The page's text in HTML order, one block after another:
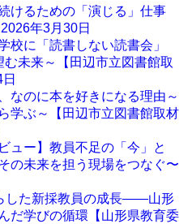
けるための「演じる」仕事
2026年3月30日
校に「読書しない読書会」
未来～【田辺市立図書館取
なのに本を好きになる理由～
学ぶ～【田辺市立図書館取材
ュー】教員不足の「今」と
の未来を担う現場をつなぐ〜
した新採教員の成長――山形
だ学びの循環【山形県教育委